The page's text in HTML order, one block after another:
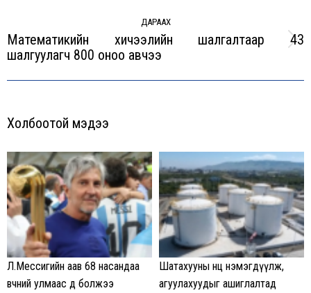
ДАРААХ
Next
Математикийн хичээлийн шалгалтаар 43
шалгуулагч 800 оноо авчээ
Холбоотой мэдээ
Л.Мессигийн аав 68 насандаа
өвчний улмаас өөд болжээ
Шатахууны нөөц нэмэгдүүлж,
агуулахуудыг ашиглалтад